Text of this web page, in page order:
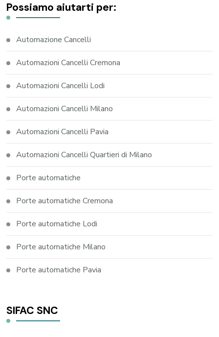
Possiamo aiutarti per:
Automazione Cancelli
Automazioni Cancelli Cremona
Automazioni Cancelli Lodi
Automazioni Cancelli Milano
Automazioni Cancelli Pavia
Automazioni Cancelli Quartieri di Milano
Porte automatiche
Porte automatiche Cremona
Porte automatiche Lodi
Porte automatiche Milano
Porte automatiche Pavia
SIFAC SNC